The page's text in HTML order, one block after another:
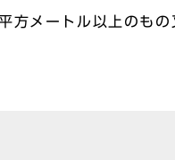
メートル以上のも